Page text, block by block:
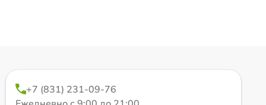
+7 (831) 231-09-76